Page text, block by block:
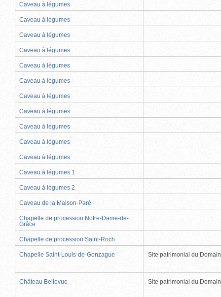
Caveau à légumes
Caveau à légumes
Caveau à légumes
Caveau à légumes
Caveau à légumes
Caveau à légumes
Caveau à légumes
Caveau à légumes
Caveau à légumes
Caveau à légumes
Caveau à légumes
Caveau à légumes 1
Caveau à légumes 2
Caveau de la Maison-Paré
Chapelle de procession Notre-Dame-de-
Grâce
Chapelle de procession Saint-Roch
Chapelle Saint-Louis-de-Gonzague Site patrimonial du
Château Bellevue Site patrimonial du